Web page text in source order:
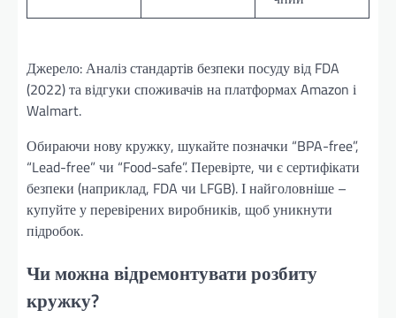
Джерело: Аналіз стандартів безпеки посуду від FDA
(2022) та відгуки споживачів на платформах Amazon і
Walmart.
Обираючи нову кружку, шукайте позначки “BPA-free”,
“Lead-free” чи “Food-safe”. Перевірте, чи є сертифікати
безпеки (наприклад, FDA чи LFGB). І найголовніше –
купуйте у перевірених виробників, щоб уникнути
підробок.
Чи можна відремонтувати розбиту
кружку?